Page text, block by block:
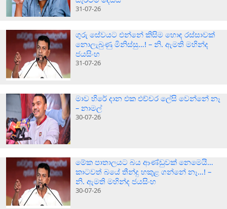
31-07-26
ගුරු සේවයට එන්නේ කිසිම හොඳ රස්සාවක්
නොලැබුණු මිනිස්සු…! – නි. ඇමති මහින්ද
ජයසිංහ
31-07-26
මාව හිරේ දාන එක එච්චර ලේසි වෙන්නේ නෑ
– නාමල්
30-07-26
මේක පාතාලයට බය ආණ්ඩුවක් නෙමෙයි…
කාටවත් බයේ තීන්දු හකුළ ගන්නේ නෑ…! –
නි. ඇමති මහින්ද ජයසිංහ
30-07-26